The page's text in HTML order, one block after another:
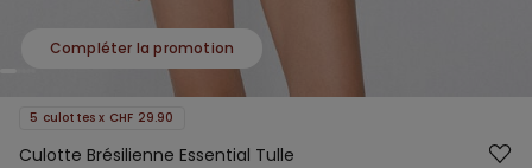
Compléter la promotion
5 culottes x CHF 29.90
Culotte Brésilienne Essential Tulle